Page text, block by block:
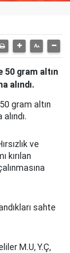
50 gram altın
alındı.
gram altın
ve
kırılan
sahte
M.U, Y.Ç,